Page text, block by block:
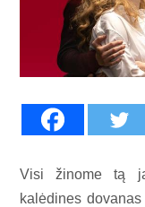
Visi žinome tą
kalėdines